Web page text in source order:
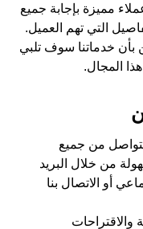
مميزة بإجابة جميع
التي تهم العميل.
بأن خدماتنا سوف تلبي
المجال.
من جميع
من خلال البريد
أو الاتصال بنا
والاقتراحات